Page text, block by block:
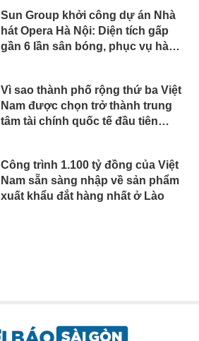
Sun Group khởi công dự án Nhà
hát Opera Hà Nội: Diện tích gấp
gần 6 lần sân bóng, phục vụ hàng
Vì sao thành phố rộng thứ ba Việt
Nam được chọn trở thành trung
tâm tài chính quốc tế đầu tiên
Công trình 1.100 tỷ đồng của Việt
Nam sẵn sàng nhập về sản phẩm
xuất khẩu đắt hàng nhất ở Lào